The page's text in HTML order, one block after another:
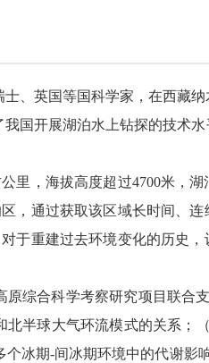
英国等国科学家，在西藏纳
国开展湖泊水上钻探的技术
，海拔高度超过4700米，湖
，通过获取该区域长时间、
于重建过去环境变化的历史
合科学考察研究项目联合
半球大气环流模式的关系；
冰期-间冰期环境中的代谢影